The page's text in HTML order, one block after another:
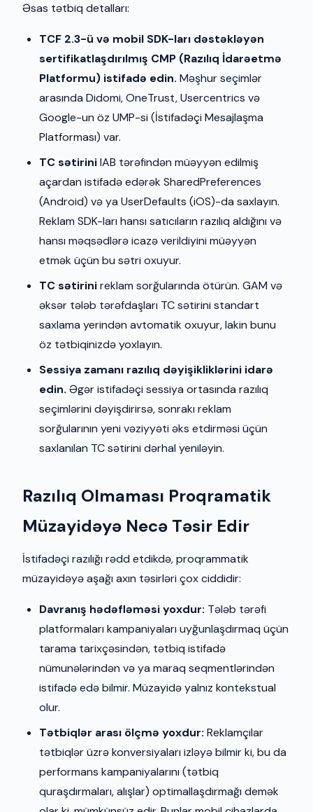
Əsas tətbiq detalları:
TCF 2.3-ü və mobil SDK-ları dəstəkləyən
sertifikatlaşdırılmış CMP (Razılıq İdarəetmə
Platformu) istifadə edin. Məşhur seçimlər
arasında Didomi, OneTrust, Usercentrics və
Google-un öz UMP-si (İstifadəçi Mesajlaşma
Platforması) var.
TC sətiriniIAB tərəfindən müəyyən edilmiş
açardan istifadə edərək SharedPreferences
(Android) və ya UserDefaults (iOS)-da saxlayın.
Reklam SDK-ları hansı satıcıların razılıq aldığını və
hansı məqsədlərə icazə verildiyini müəyyən
etmək üçün bu sətri oxuyur.
TC sətirinireklam sorğularında ötürün. GAM və
əksər tələb tərəfdaşları TC sətirini standart
saxlama yerindən avtomatik oxuyur, lakin bunu
öz tətbiqinizdə yoxlayın.
Sessiya zamanı razılıq dəyişikliklərini idarə
edin. Əgər istifadəçi sessiya ortasında razılıq
seçimlərini dəyişdirirsə, sonrakı reklam
sorğularının yeni vəziyyəti əks etdirməsi üçün
saxlanılan TC sətirini dərhal yeniləyin.
Razılıq Olmaması Proqramatik
Müzayidəyə Necə Təsir Edir
İstifadəçi razılığı rədd etdikdə, proqrammatik
müzayidəyə aşağı axın təsirləri çox ciddidir:
Davranış hədəfləməsi yoxdur: Tələb tərəfi
platformaları kampaniyaları uyğunlaşdırmaq üçün
tarama tarixçəsindən, tətbiq istifadə
nümunələrindən və ya maraq seqmentlərindən
istifadə edə bilmir. Müzayidə yalnız kontekstual
olur.
Tətbiqlər arası ölçmə yoxdur: Reklamçılar
tətbiqlər üzrə konversiyaları izləyə bilmir ki, bu da
performans kampaniyalarını (tətbiq
quraşdırmaları, alışlar) optimallaşdırmağı demək